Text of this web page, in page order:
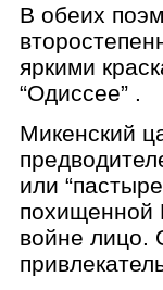
В обеих
яркими
“Одиссее” .
Микенский
или
похищенной
войне лицо.